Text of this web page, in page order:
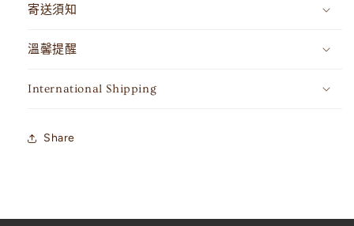
寄送須知
溫馨提醒
International Shipping
Share